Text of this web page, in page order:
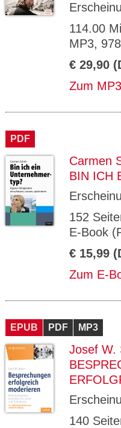
114.00
MP3,
€ 29,90
Zum MP3
PDF
Carmen
BIN ICH
152
E-Book
€ 15,99
Zum E-
EPUB PDF MP3
Josef W.
140